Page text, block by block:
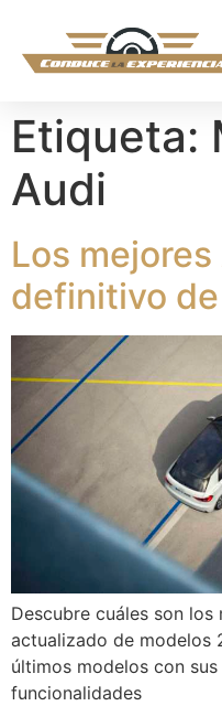
Etiqueta:
Audi
Los
definitivo
Descubre cuáles son
actualizado de modelos
últimos modelos con
funcionalidades